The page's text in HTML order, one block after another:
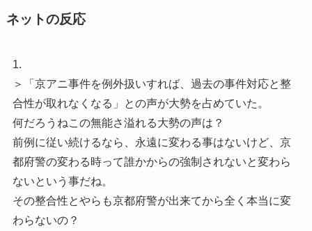
ネットの反応
1.
＞「京アニ事件を例外扱いすれば、過去の事件対応と整
合性が取れなくなる」との声が大勢を占めていた。
何だろうねこの無能さ溢れる大勢の声は？
前例に従い続けるなら、永遠に変わる事はないけど、京
都府警の変わる時って誰かからの強制されないと変わら
ないという事だね。
その整合性とやらも京都府警が出来てから全く本当に変
わらないの？